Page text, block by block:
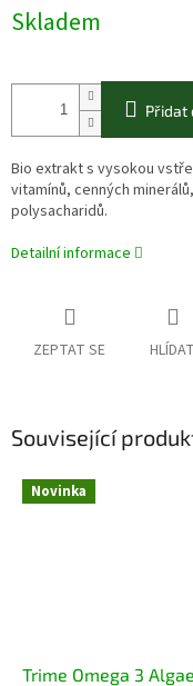
Skladem
Přidat
Bio extrakt s vysokou
vitamínů, cenných
polysacharidů.
Detailní informace
ZEPTAT SE HLÍDAT
Související
Novinka
Trime Omega 3